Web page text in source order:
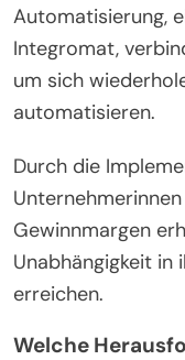
Automatisierung,
Integromat,
um sich
automatisieren.
Durch die
Gewinnmargen
Unabhängigkeit in
erreichen.
Welche